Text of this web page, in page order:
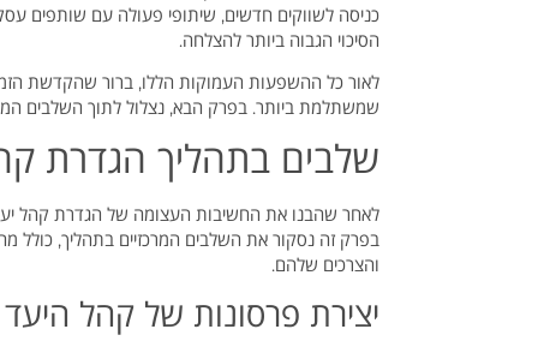
כניסה לשווקים חדשים, שיתופי פעולה עם שותפים
הסיכוי הגבוה ביותר להצלחה.
לאור כל ההשפעות העמוקות הללו, ברור שהקדשת
שמשתלמת ביותר. בפרק הבא, נצלול לתוך השלבים
שלבים בתהליך הגדרת
לאחר שהבנו את החשיבות העצומה של הגדרת קהל
בפרק זה נסקור את השלבים המרכזיים בתהליך, כולל
והצרכים שלהם.
יצירת פרסונות של קהל היעד